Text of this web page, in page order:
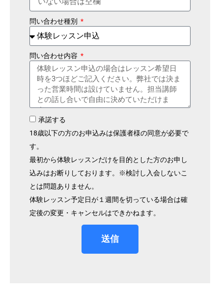
問い合わせ種別
問い合わせ内容
承諾する
18歳以下の方のお申込みは保護者様の同意が必要で
す。
最初から体験レッスンだけを目的とした方のお申し
込みはお断りしております。※検討し入会しないこ
とは問題ありません。
体験レッスン予定日が１週間を切っている場合は確
定後の変更・キャンセルはできかねます。
送信